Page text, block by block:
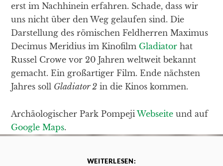
erst im Nachhinein erfahren. Schade, dass wir
uns nicht über den Weg gelaufen sind. Die
Darstellung des römischen Feldherren Maximus
Decimus Meridius im Kinofilm Gladiator hat
Russel Crowe vor 20 Jahren weltweit bekannt
gemacht. Ein großartiger Film. Ende nächsten
Jahres soll Gladiator 2 in die Kinos kommen.
Archäologischer Park PompejiWebseite und auf
Google Maps.
WEITERLESEN: